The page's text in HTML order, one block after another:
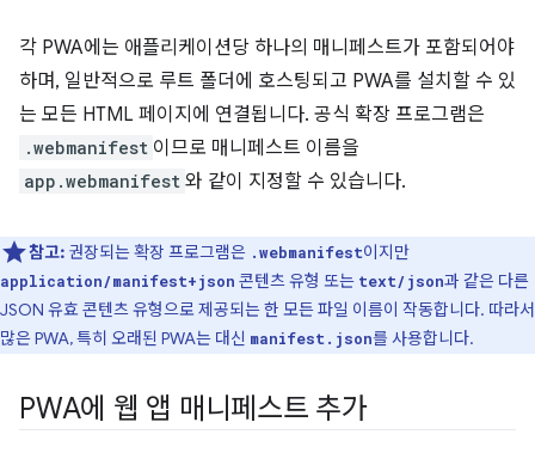
각 PWA에는 애플리케이션당 하나의 매니페스트가 포함되어야
하며, 일반적으로 루트 폴더에 호스팅되고 PWA를 설치할 수 있
는 모든 HTML 페이지에 연결됩니다. 공식 확장 프로그램은
.webmanifest 이므로 매니페스트 이름을
app.webmanifest 와 같이 지정할 수 있습니다.
참고: 권장되는 확장 프로그램은 .webmanifest이지만
application/manifest+json 콘텐츠 유형 또는 text/json과 같은 다른
JSON 유효 콘텐츠 유형으로 제공되는 한 모든 파일 이름이 작동합니다. 따라서
많은 PWA, 특히 오래된 PWA는 대신 manifest.json를 사용합니다.
PWA에 웹 앱 매니페스트 추가